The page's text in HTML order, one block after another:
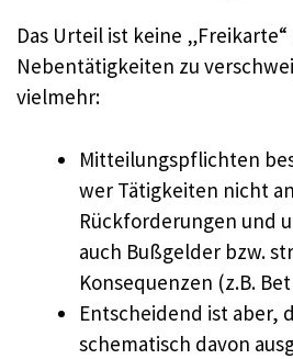
Das Urteil ist keine
Nebentätigkeiten zu
vielmehr:
Mitteilungspflichten
wer Tätigkeiten nicht
Rückforderungen und
auch Bußgelder bzw.
Konsequenzen (z.B.
Entscheidend ist aber,
schematisch davon